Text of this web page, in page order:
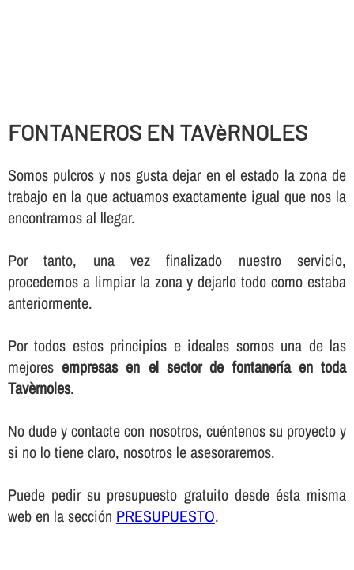
FONTANEROS EN TAVèRNOLES
Somos pulcros y nos gusta dejar en el estado la zona de
trabajo en la que actuamos exactamente igual que nos la
encontramos al llegar.
Por tanto, una vez finalizado nuestro servicio,
procedemos a limpiar la zona y dejarlo todo como estaba
anteriormente.
Por todos estos principios e ideales somos una de las
mejoresempresas en el sector de fontanerí­a en toda
Tavèrnoles.
No dude y contacte con nosotros, cuéntenos su proyecto y
si no lo tiene claro, nosotros le asesoraremos.
Puede pedir su presupuesto gratuito desde ésta misma
web en la sección PRESUPUESTO.